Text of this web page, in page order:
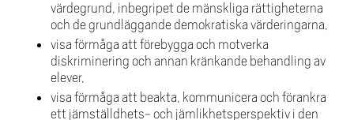
värdegrund, inbegripet de mänskliga rättigheterna
och de grundläggande demokratiska värderingarna,
visa förmåga att förebygga och motverka
diskriminering och annan kränkande behandling av
elever,
visa förmåga att beakta, kommunicera och förankra
ett jämställdhets- och jämlikhetsperspektiv i den